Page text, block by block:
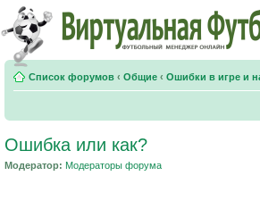
Список форумов ‹ Общие ‹ Ошибки в игре и
Ошибка или как?
Модератор: Модераторы форума